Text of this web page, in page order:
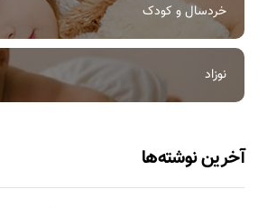
خردسال و کودک
نوزاد
آخرین نوشته‌ها